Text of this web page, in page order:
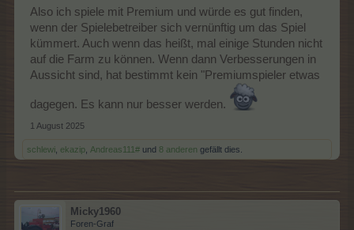
Also ich spiele mit Premium und würde es gut finden,
wenn der Spielebetreiber sich vernünftig um das Spiel
kümmert. Auch wenn das heißt, mal einige Stunden nicht
auf die Farm zu können. Wenn dann Verbesserungen in
Aussicht sind, hat bestimmt kein "Premiumspieler etwas
dagegen. Es kann nur besser werden.
1 August 2025
schlewi ekazip Andreas111# und 8 anderen gefällt dies.
Micky1960
Foren-Graf